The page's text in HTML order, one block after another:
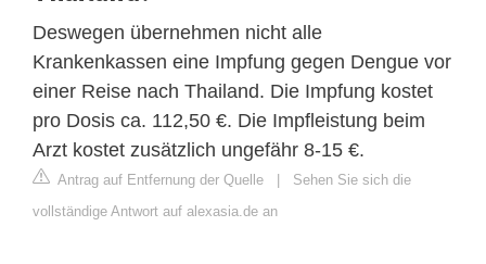
Deswegen übernehmen nicht alle
Krankenkassen eine Impfung gegen Dengue vor
einer Reise nach Thailand. Die Impfung kostet
pro Dosis ca. 112,50 €. Die Impfleistung beim
Arzt kostet zusätzlich ungefähr 8-15 €.
Antrag auf Entfernung der Quelle
Sehen Sie sich die
vollständige Antwort auf alexasia.de an